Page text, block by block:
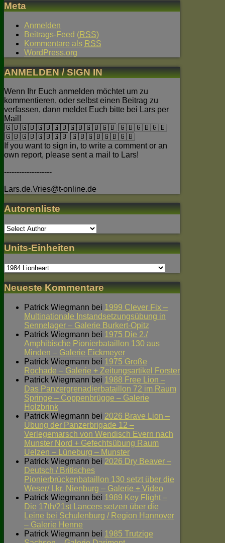
Meta
Anmelden
Beitrags-Feed (RSS)
Kommentare als RSS
WordPress.org
ANMELDEN / SIGN IN
Wenn Ihr Euch anmelden möchtet um zu
kommentieren, oder selbst einen Beitrag zu
verfassen, dann meldet Euch bitte bei Lars per
Mail!
🇬🇧🇬🇧🇬🇧🇬🇧🇬🇧🇬🇧🇬🇧 🇬🇧🇬🇧🇬🇧
🇬🇧🇬🇧🇬🇧🇬🇧 🇬🇧🇬🇧🇬🇧🇬🇧
If you want to sign in, to write a comment or an
own report, please sent a mail to Lars!
-------------------
Lars.de.Vries@t-online.de
Autorenliste
Units-Einheiten
Neueste Kommentare
Patrick Wiegmann bei 1999 Clever Fix –
Multinationale Instandsetzungsübung in
Sennelager – Galerie Burkert-Opitz
Patrick Wiegmann bei 1975 Die 2./
Amphibische Pionierbataillon 130 aus
Minden – Galerie Eickmeyer
Patrick Wiegmann bei 1975 Große
Rochade – Galerie + Zeitungsartikel Forster
Patrick Wiegmann bei 1988 Free Lion –
Das Panzergrenadierbataillon 72 im Raum
Springe – Coppenbrügge – Galerie
Holzbrink
Patrick Wiegmann bei 2026 Brave Lion –
Übung der Panzerbrigade 12 –
Verlegemarsch von Wendisch Evern nach
Munster Nord + Gefechtsübung Raum
Uelzen – Lüneburg – Munster
Patrick Wiegmann bei 2026 Dry Beaver –
Deutsch / Britisches
Pionierbrückenbataillon 130 setzt über die
Weser/ Lkr. Nienburg – Galerie + Video
Patrick Wiegmann bei 1989 Key Flight –
Die 17th/21st Lancers setzen über die
Leine bei Schulenburg / Region Hannover
– Galerie Henne
Patrick Wiegmann bei 1985 Trutzige